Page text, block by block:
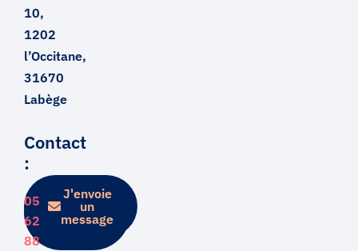
10,
1202
l’Occitane,
31670
Labège
Contact
:
Je
prends
rendez-
J'envoie
un
message
05
62
88